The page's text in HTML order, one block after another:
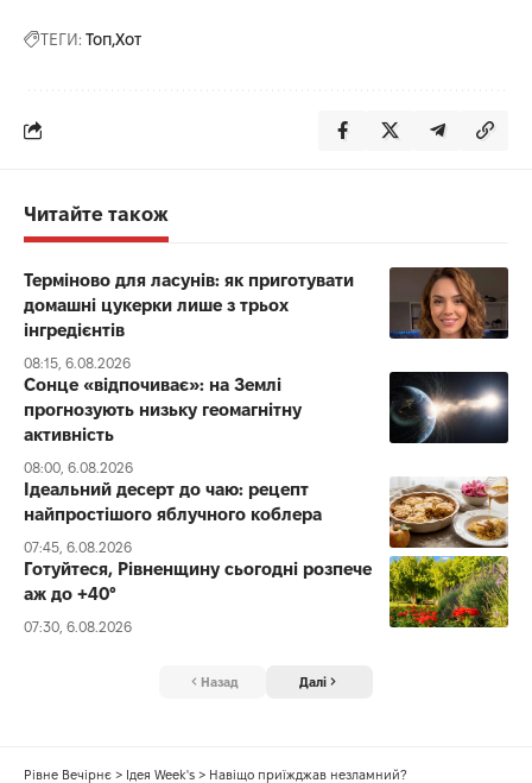
ТЕГИ: ТопХот
Читайте також
Терміново для ласунів: як приготувати
домашні цукерки лише з трьох
інгредієнтів
08:15, 6.08.2026
Сонце «відпочиває»: на Землі
прогнозують низьку геомагнітну
активність
08:00, 6.08.2026
Ідеальний десерт до чаю: рецепт
найпростішого яблучного коблера
07:45, 6.08.2026
Готуйтеся, Рівненщину сьогодні розпече
аж до +40°
07:30, 6.08.2026
Назад Далі
Рівне Вечірнє > Ідея Week's > Навіщо приїжджав незламний?